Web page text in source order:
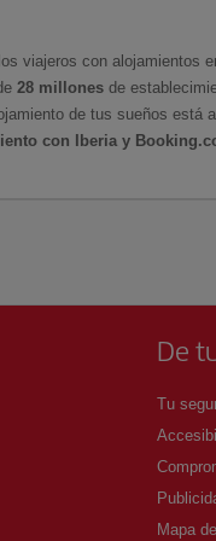
viajeros con alojamientos
28 millones de
de tus sueños está
con Iberia y
De
Tu
Mapa